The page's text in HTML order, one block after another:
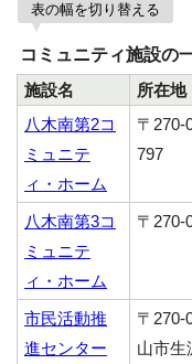
表の幅を切り替える
コミュニティ施設の
施設名
所在地
八木南第2コ
ミュニテ
ィ・ホーム
〒270-
797
八木南第3コ
ミュニテ
ィ・ホーム
〒270-
市民活動推
進センター
〒
山市生